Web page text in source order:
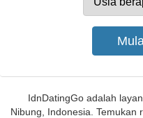
IdnDatingGo adalah
Nibung, Indonesia. Temukan